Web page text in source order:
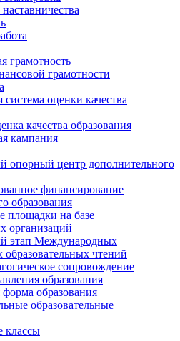
грамотность
грамотности
оценки качества
качества образования
кампания
опорный центр дополнительного
финансирование
образования
площадки на базе
организаций
этап Международных
образовательных чтений
сопровождение
образования
образования
образовательные
классы